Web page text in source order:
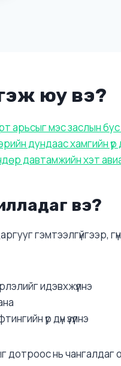
юу вэ?
арьсыг мэс заслын
дундаас хамгийн
давтамжийн хэт
вэ?
гэмтээлгүйгээр,
идэвхжүүлнэ
үр дүн үзүүлнэ
дотроос нь чангалдаг